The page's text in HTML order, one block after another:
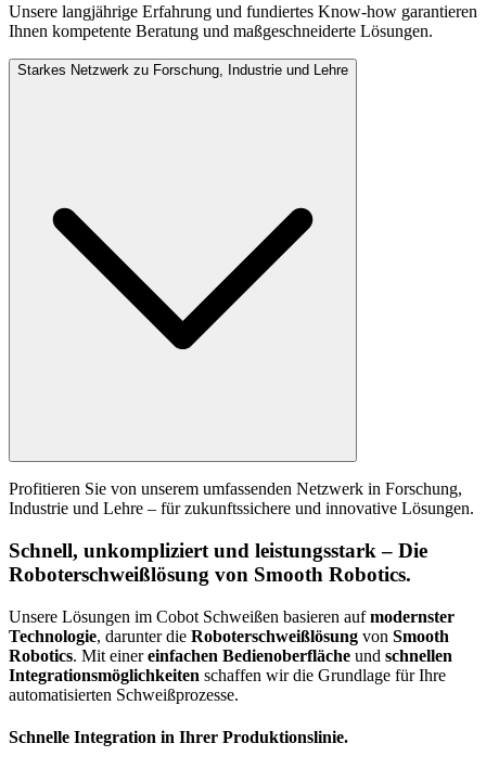
Unsere langjährige Erfahrung und fundiertes Know-how garantieren
Ihnen kompetente Beratung und maßgeschneiderte Lösungen.
Starkes Netzwerk zu Forschung, Industrie und Lehre
Profitieren Sie von unserem umfassenden Netzwerk in Forschung,
Industrie und Lehre – für zukunftssichere und innovative Lösungen.
Schnell, unkompliziert und leistungsstark – Die
Roboterschweißlösung von Smooth Robotics.
Unsere Lösungen im Cobot Schweißen basieren aufmodernster
Technologie, darunter die Roboterschweißlösung von Smooth
Robotics. Mit einereinfachen Bedienoberfläche und schnellen
Integrationsmöglichkeiten schaffen wir die Grundlage für Ihre
automatisierten Schweißprozesse.
Schnelle Integration in Ihrer Produktionslinie.